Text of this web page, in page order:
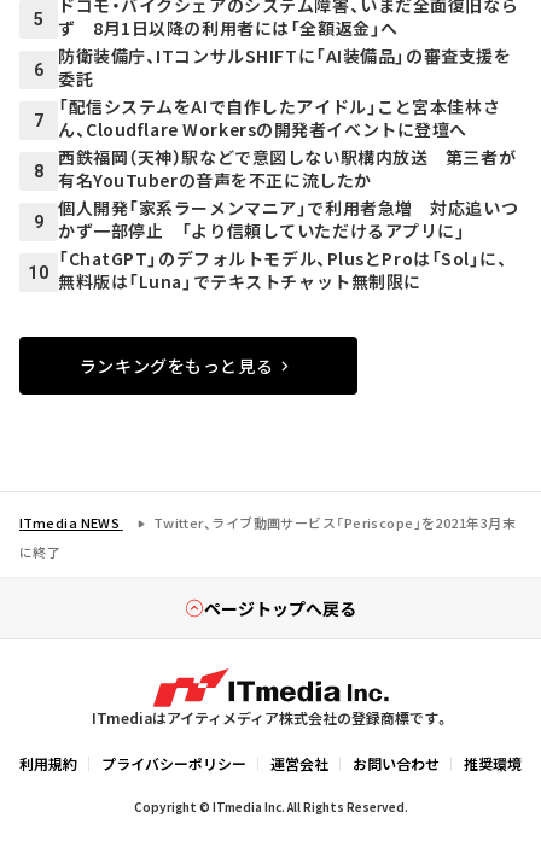
5
ドコモ・バイクシェアのシステム障害、いまだ全面復旧なら
ず 8月1日以降の利用者には「全額返金」へ
6
防衛装備庁、ITコンサルSHIFTに「AI装備品」の審査支援を
委託
7
「配信システムをAIで自作したアイドル」こと宮本佳林さ
ん、Cloudflare Workersの開発者イベントに登壇へ
8
西鉄福岡（天神）駅などで意図しない駅構内放送 第三者が
有名YouTuberの音声を不正に流したか
9
個人開発「家系ラーメンマニア」で利用者急増 対応追いつ
かず一部停止 「より信頼していただけるアプリに」
10
「ChatGPT」のデフォルトモデル、PlusとProは「Sol」に、
無料版は「Luna」でテキストチャット無制限に
ランキングをもっと見る
ITmedia NEWS
Twitter、ライブ動画サービス「Periscope」を2021年3月末
に終了
ページトップへ戻る
ITmediaはアイティメディア株式会社の登録商標です。
利用規約 プライバシーポリシー 運営会社 お問い合わせ 推奨環境
Copyright © ITmedia Inc. All Rights Reserved.